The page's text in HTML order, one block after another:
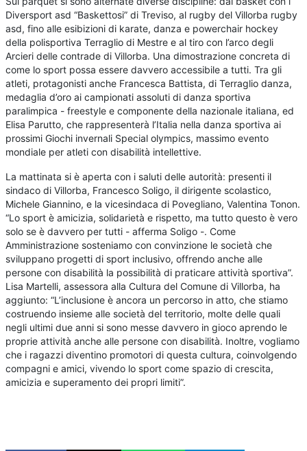
Diversport asd “Baskettosi” di Treviso, al rugby del Villorba rugby
asd, fino alle esibizioni di karate, danza e powerchair hockey
della polisportiva Terraglio di Mestre e al tiro con l’arco degli
Arcieri delle contrade di Villorba. Una dimostrazione concreta di
come lo sport possa essere davvero accessibile a tutti. Tra gli
atleti, protagonisti anche Francesca Battista, di Terraglio danza,
medaglia d’oro ai campionati assoluti di danza sportiva
paralimpica - freestyle e componente della nazionale italiana, ed
Elisa Parutto, che rappresenterà l’Italia nella danza sportiva ai
prossimi Giochi invernali Special olympics, massimo evento
mondiale per atleti con disabilità intellettive.
La mattinata si è aperta con i saluti delle autorità: presenti il
sindaco di Villorba, Francesco Soligo, il dirigente scolastico,
Michele Giannino, e la vicesindaca di Povegliano, Valentina Tonon.
“Lo sport è amicizia, solidarietà e rispetto, ma tutto questo è vero
solo se è davvero per tutti - afferma Soligo -. Come
Amministrazione sosteniamo con convinzione le società che
sviluppano progetti di sport inclusivo, offrendo anche alle
persone con disabilità la possibilità di praticare attività sportiva”.
Lisa Martelli, assessora alla Cultura del Comune di Villorba, ha
aggiunto: “L’inclusione è ancora un percorso in atto, che stiamo
costruendo insieme alle società del territorio, molte delle quali
negli ultimi due anni si sono messe davvero in gioco aprendo le
proprie attività anche alle persone con disabilità. Inoltre, vogliamo
che i ragazzi diventino promotori di questa cultura, coinvolgendo
compagni e amici, vivendo lo sport come spazio di crescita,
amicizia e superamento dei propri limiti”.